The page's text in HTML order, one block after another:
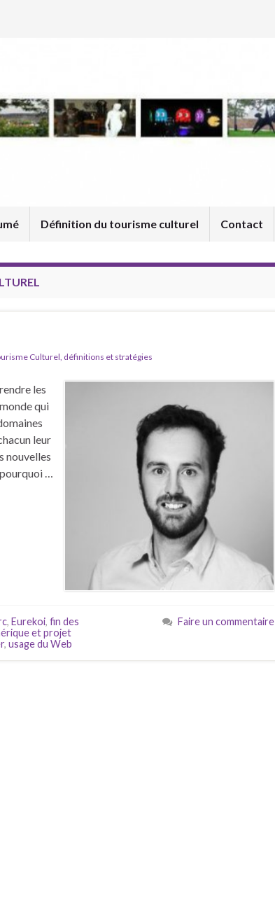
Définition du tourisme culturel Contact
Culturel, définitions et stratégies
les
qui
leur
nouvelles
…
, Eurekoi, fin des
et projet
, usage du Web
Faire un commentaire